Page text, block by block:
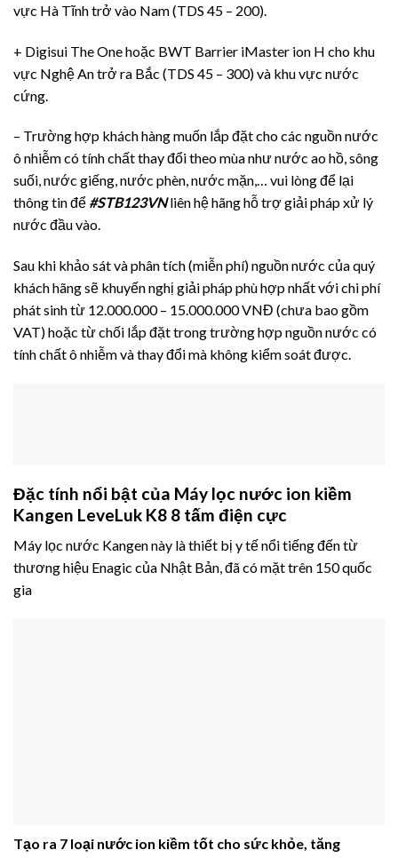
vực Hà Tĩnh trở vào Nam (TDS 45 – 200).
+ Digisui The One hoặc BWT Barrier iMaster ion H cho khu
vực Nghệ An trở ra Bắc (TDS 45 – 300) và khu vực nước
cứng.
– Trường hợp khách hàng muốn lắp đặt cho các nguồn nước
ô nhiễm có tính chất thay đổi theo mùa như nước ao hồ, sông
suối, nước giếng, nước phèn, nước mặn,… vui lòng để lại
thông tin để #STB123VNliên hệ hãng hỗ trợ giải pháp xử lý
nước đầu vào.
Sau khi khảo sát và phân tích (miễn phí) nguồn nước của quý
khách hãng sẽ khuyến nghị giải pháp phù hợp nhất với chi phí
phát sinh từ 12.000.000 – 15.000.000 VNĐ (chưa bao gồm
VAT) hoặc từ chối lắp đặt trong trường hợp nguồn nước có
tính chất ô nhiễm và thay đổi mà không kiểm soát được.
Đặc tính nổi bật của Máy lọc nước ion kiềm
Kangen LeveLuk K8 8 tấm điện cực
Máy lọc nước Kangen này là thiết bị y tế nổi tiếng đến từ
thương hiệu Enagic của Nhật Bản, đã có mặt trên 150 quốc
gia
Tạo ra 7 loại nước ion kiềm tốt cho sức khỏe, tăng